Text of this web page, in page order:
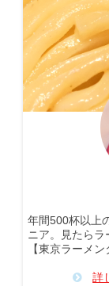
年間500杯以上
ニア。見たらラ
【東京ラーメ
詳